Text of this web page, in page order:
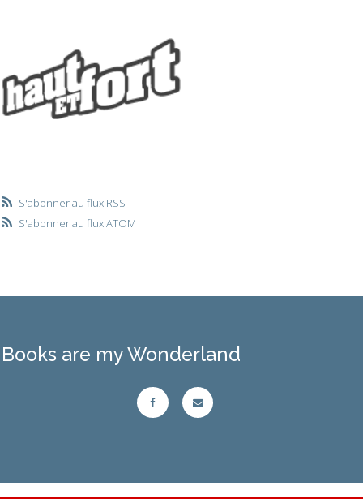
S'abonner au flux RSS
S'abonner au flux ATOM
Books are my Wonderland